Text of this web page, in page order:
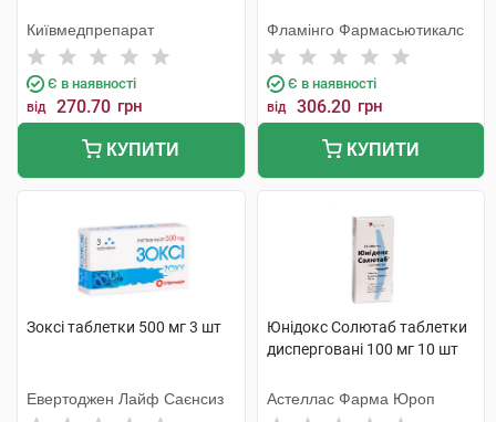
Київмедпрепарат
Є в наявності
від 270.70 грн
КУПИТИ
Фламінго Фармасьютикалс
Є в наявності
від 306.20 грн
КУПИТИ
Зоксі таблетки 500 мг 3 шт
Евертоджен Лайф Саєнсиз
Юнідокс Солютаб таблетки
дисперговані 100 мг 10 шт
Астеллас Фарма Юроп